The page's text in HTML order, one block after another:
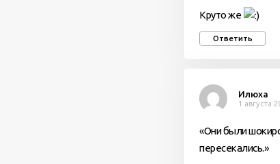
Круто же
Ответить
Илюха
1 августа
«Они были
пересекались.»